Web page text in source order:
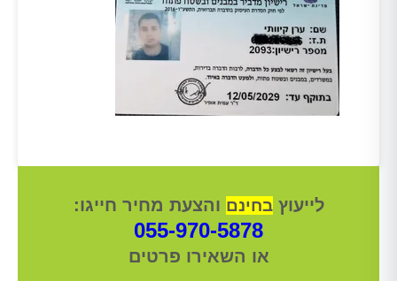
לייעוץבחינם והצעת מחיר חייגו:
055-970-5878
או השאירו פרטים